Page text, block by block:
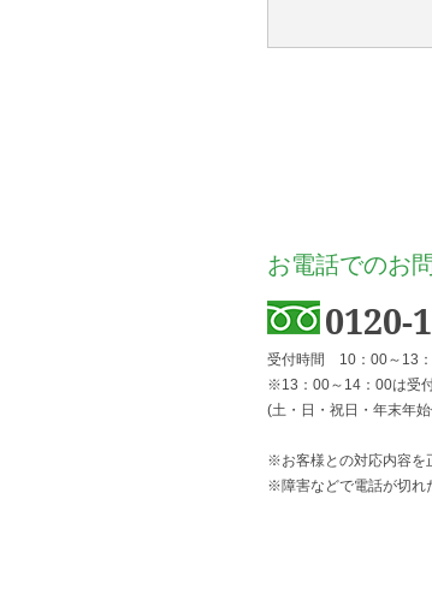
お電話でのお
0120-
受付時間 10：00～13
※13：00～14：00は受
(土・日・祝日・年末年
※お客様との対応内容を
※障害などで電話が切れ